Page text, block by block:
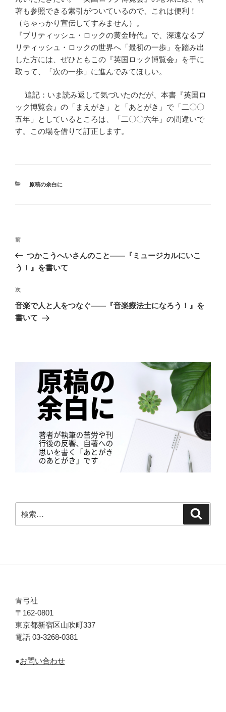
著も参照できる索引がついているので、これは便利！
（ちゃっかり宣伝してすみません）。
『ブリティッシュ・ロックの黄金時代』で、深遠なるブ
リティッシュ・ロックの世界へ「最初の一歩」を踏み出
した方には、ぜひともこの『英国ロック博覧会』を手に
取って、「次の一歩」に進んでみてほしい。
追記：いま読み返して気づいたのだが、本書『英国ロ
ック博覧会』の「まえがき」と「あとがき」で「二〇〇
五年」としているところは、「二〇〇六年」の間違いで
す。この場を借りて訂正します。
カ
原稿の余白に
投
ナ
ゲ
ー
シ
前
の
投
前
つかこうへいさんのこと――『ミュージカルにいこ
う！』を書いて
次
の
投
次
音楽で人と人をつなぐ――『音楽療法士になろう！』を
書いて
索:
青弓社
〒162-0801
東京都新宿区山吹町337
電話 03-3268-0381
●お問い合わせ